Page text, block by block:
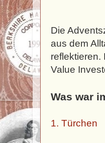
Die
aus dem
reflektieren.
Value
Was war
1. Türchen